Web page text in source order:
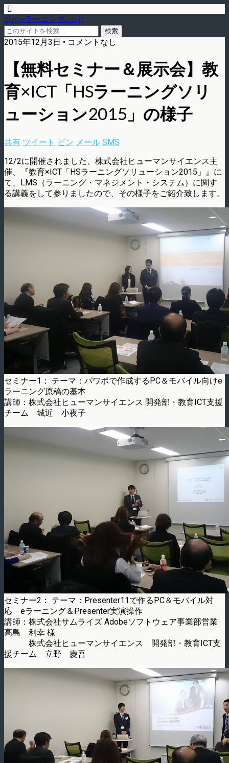
blog.eラーニング.co.jp
2015年12月3日 • コメントなし
【無料セミナー＆展示会】教
育×ICT「HSラーニングソリ
ューション2015」の様子
共有 ツイート ピン メール SMS
12/2に開催されました、株式会社ヒューマンサイエンス主
催、『教育×ICT「HSラーニングソリューション2015」』に
て、LMS（ラーニング・マネジメント・システム）に関す
る講義をして参りましたので、その様子をご紹介致します。
セミナー1： テーマ：パワポで作成するPC＆モバイル向けe
ラーニング原稿の基本
講師：株式会社ヒューマンサイエンス 開発部・教育ICT支援
チーム 城近 小夜子
セミナー2： テーマ：Presenter11で作るPC＆モバイル対
応 eラーニング＆Presenter実演操作
講師：株式会社サムライズ Adobeソフトウェア事業部営業
高島 利幸 様
株式会社ヒューマンサイエンス 開発部・教育ICT支
援チーム 立野 慶吾